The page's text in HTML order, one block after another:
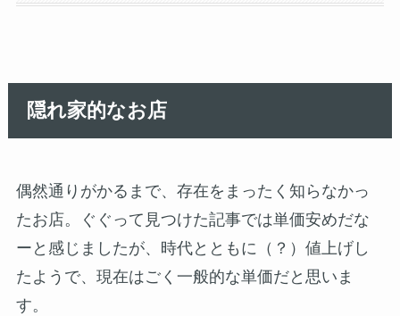
隠れ家的なお店
偶然通りがかるまで、存在をまったく知らなかっ
たお店。ぐぐって見つけた記事では単価安めだな
ーと感じましたが、時代とともに（？）値上げし
たようで、現在はごく一般的な単価だと思いま
す。